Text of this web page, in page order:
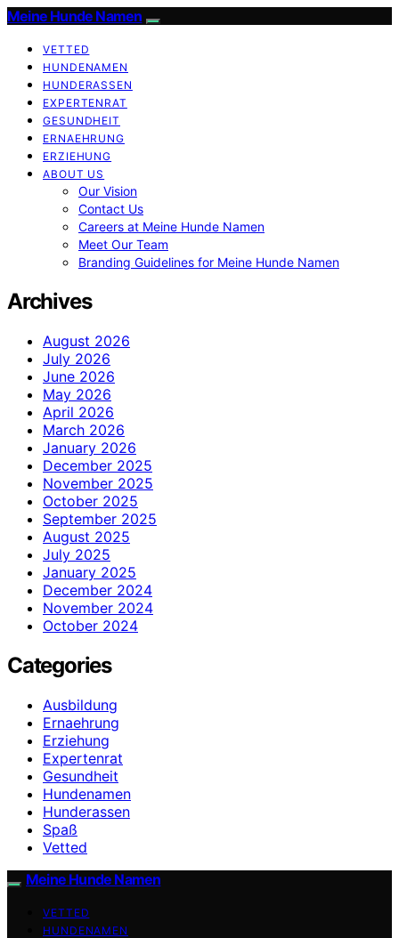
Meine Hunde Namen
VETTED
HUNDENAMEN
HUNDERASSEN
EXPERTENRAT
GESUNDHEIT
ERNAEHRUNG
ERZIEHUNG
ABOUT US
Our Vision
Contact Us
Careers at Meine Hunde Namen
Meet Our Team
Branding Guidelines for Meine Hunde Namen
Archives
August 2026
July 2026
June 2026
May 2026
April 2026
March 2026
January 2026
December 2025
November 2025
October 2025
September 2025
August 2025
July 2025
January 2025
December 2024
November 2024
October 2024
Categories
Ausbildung
Ernaehrung
Erziehung
Expertenrat
Gesundheit
Hundenamen
Hunderassen
Spaß
Vetted
Meine Hunde Namen
VETTED
HUNDENAMEN